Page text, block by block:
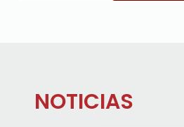
NOTICIAS